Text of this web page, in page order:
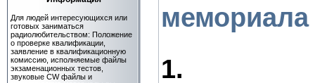
Для людей интересующихся или
готовых заниматься
радиолюбительством: Положение
о проверке квалификации,
заявление в квалификационную
комиссию, исполняемые файлы
экзаменационных тестов,
звуковые CW файлы и
мемориала
1.